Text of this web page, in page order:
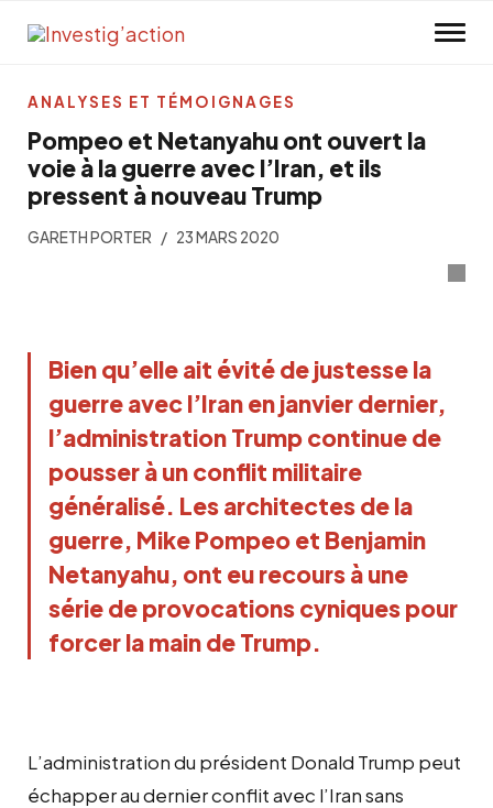
Pompeo et Netanyahu ont ouvert la
voie à la guerre avec l’Iran, et ils
pressent à nouveau Trump
GARETH PORTER 23 MARS 2020
Bien qu’elle ait évité de justesse la
guerre avec l’Iran en janvier dernier,
l’administration Trump continue de
pousser à un conflit militaire
généralisé. Les architectes de la
guerre, Mike Pompeo et Benjamin
Netanyahu, ont eu recours à une
série de provocations cyniques pour
forcer la main de Trump.
L’administration du président Donald Trump peut
échapper au dernier conflit avec l’Iran sans
ANALYSES ET TÉMOIGNAGES